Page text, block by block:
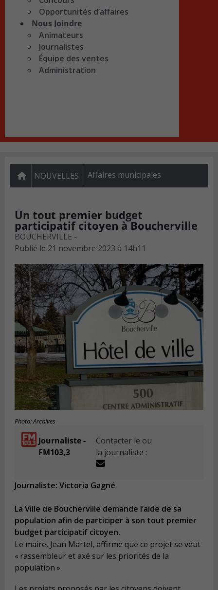
Opportunités d’affaires
Nous Joindre
Animateurs
Journalistes
Équipe des ventes
Administration
NOUVELLES Affaires municipales
Un tout premier budget
participatif citoyen à Boucherville
BOUCHERVILLE -
Publié le 21 novembre 2023 à 14h11
Photo: Archives
Journaliste -
FM103,3
Contacter le ou
la journaliste :
Journaliste: Victoria Gagné
La Ville de Boucherville demande l’aide de sa
population afin de participer à son tout premier
budget participatif citoyen.
Le maire, Jean Martel, affirme que ce projet se veut
« rassembleur et axé sur les priorités de la
population ».